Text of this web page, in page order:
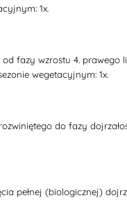
1x.
fazy wzrostu 4. prawego
wegetacyjnym: 1x.
do fazy
pełnej (biologicznej)